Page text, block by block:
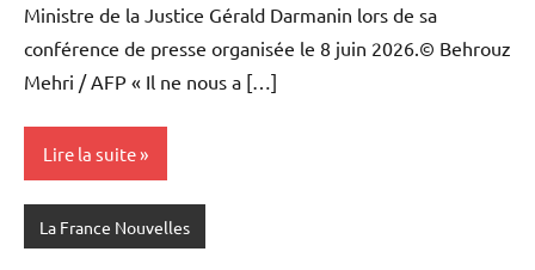
Ministre de la Justice Gérald Darmanin lors de sa
conférence de presse organisée le 8 juin 2026.© Behrouz
Mehri / AFP « Il ne nous a […]
Lire la suite
La France Nouvelles